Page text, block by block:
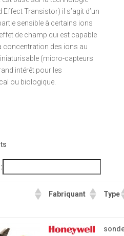
Effect Transistor) il s’agit d’un
sensible à certains ions
de champ qui est capable
concentration des ions au
(micro-capteurs
intérêt pour les
ou biologique.
Fabriquant Type